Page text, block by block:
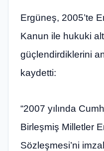
Ergüneş, 2005’te
Kanun ile hukuki
güçlendirdiklerini
kaydetti:
“2007 yılında
Birleşmiş Milletler
Sözleşmesi’ni